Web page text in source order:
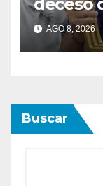
deceso
68 años
AGO 8, 2026
Buscar